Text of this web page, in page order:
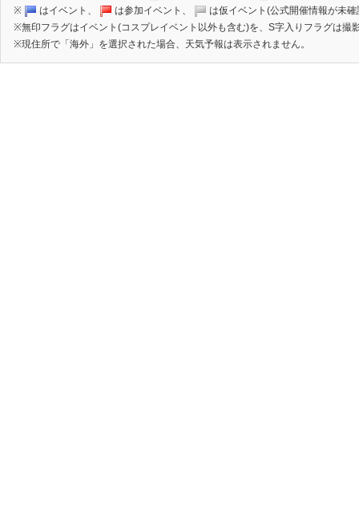
※
はイベント、 は参加イベント、
は仮イベント(公式開催情報が未
※無印フラグはイベント(コスプレイベント以外も含む)を、S字入りフラグは撮
※現住所で「海外」を選択された場合、天気予報は表示されません。